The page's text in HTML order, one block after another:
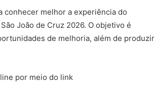
conhecer melhor a experiência do
João de Cruz 2026. O objetivo é
de melhoria, além de produzir
por meio do link